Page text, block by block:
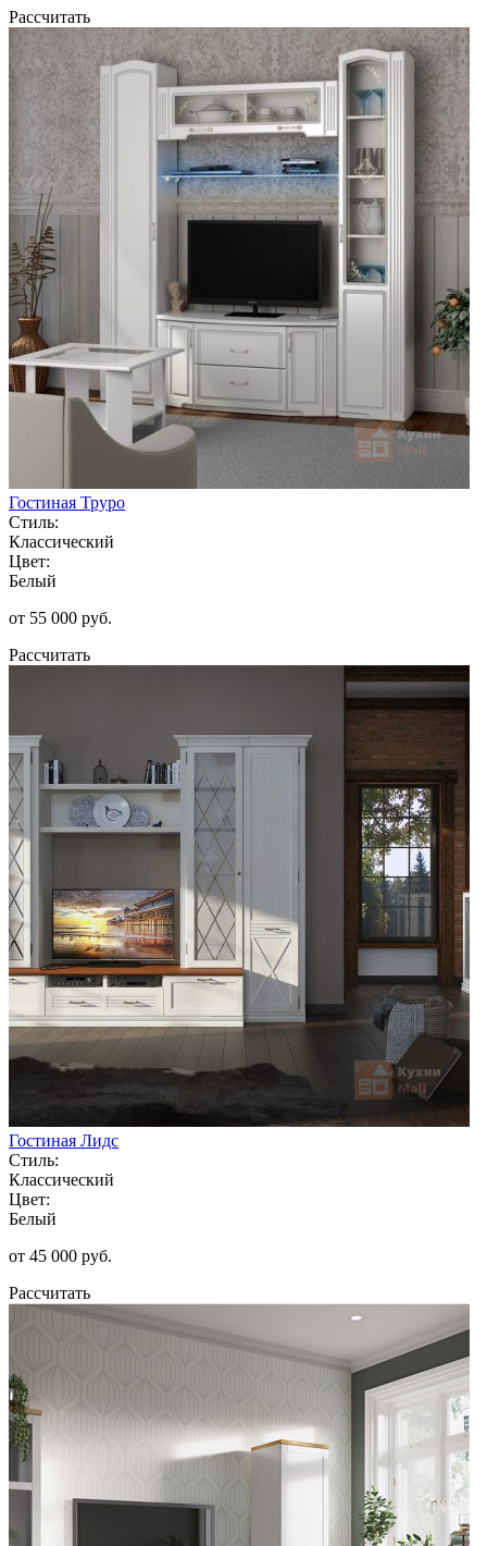
Рассчитать
Гостиная Труро
Стиль:
Классический
Цвет:
Белый
от 55 000 руб.
Рассчитать
Гостиная Лидс
Стиль:
Классический
Цвет:
Белый
от 45 000 руб.
Рассчитать